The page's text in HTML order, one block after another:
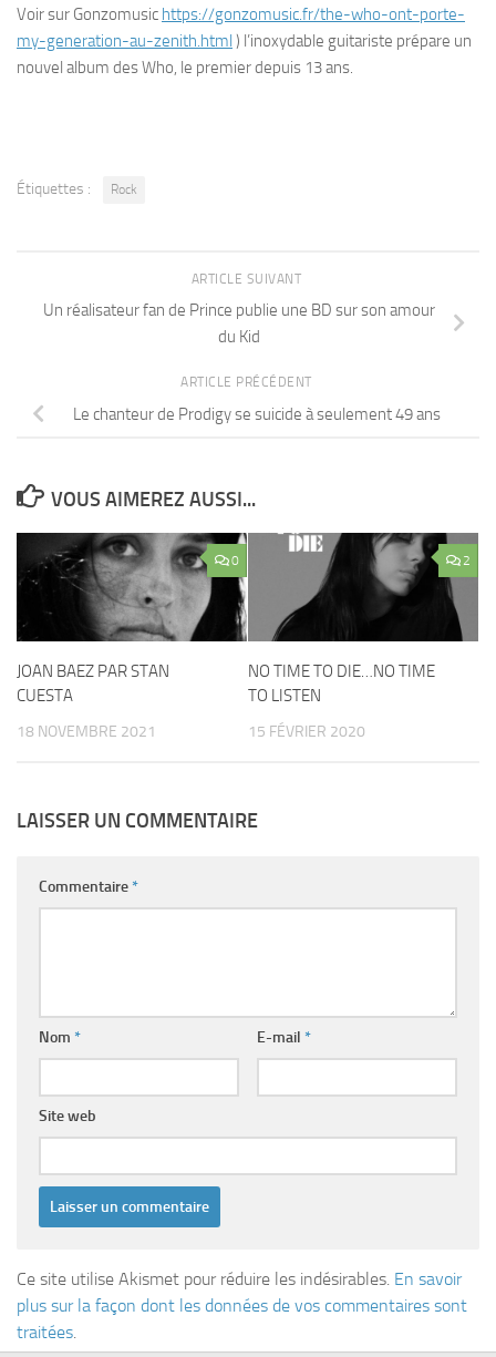
Voir sur Gonzomusic https://gonzomusic.fr/the-who-ont-porte-
my-generation-au-zenith.html ) l’inoxydable guitariste prépare un
nouvel album des Who, le premier depuis 13 ans.
Étiquettes : Rock
ARTICLE SUIVANT
Un réalisateur fan de Prince publie une BD sur son amour
du Kid
ARTICLE PRÉCÉDENT
Le chanteur de Prodigy se suicide à seulement 49 ans
VOUS AIMEREZ AUSSI...
0
JOAN BAEZ PAR STAN
CUESTA
18 NOVEMBRE 2021
2
NO TIME TO DIE…NO TIME
TO LISTEN
15 FÉVRIER 2020
LAISSER UN COMMENTAIRE
Commentaire*
Nom * E-mail *
Site web
Ce site utilise Akismet pour réduire les indésirables. En savoir
plus sur la façon dont les données de vos commentaires sont
traitées.